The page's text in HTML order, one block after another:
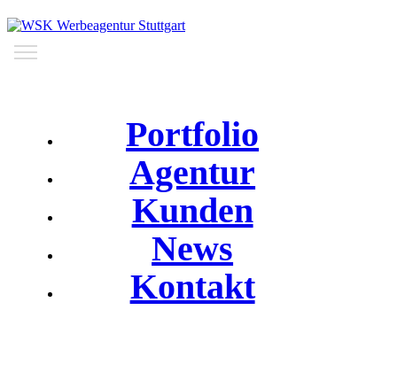
Portfolio
Agentur
Kunden
News
Kontakt